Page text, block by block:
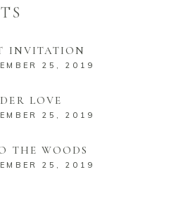
INVITATION
25, 2019
LOVE
25, 2019
THE WOODS
25, 2019